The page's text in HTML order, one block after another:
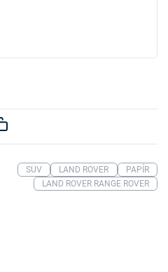
SUV LAND ROVER
PAPÍR
LAND ROVER RANGE ROVER